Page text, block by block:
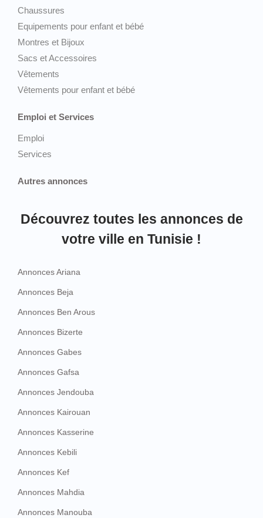
Chaussures
Equipements pour enfant et bébé
Montres et Bijoux
Sacs et Accessoires
Vêtements
Vêtements pour enfant et bébé
Emploi et Services
Emploi
Services
Autres annonces
Découvrez toutes les annonces de
votre ville en Tunisie !
Annonces Ariana
Annonces Beja
Annonces Ben Arous
Annonces Bizerte
Annonces Gabes
Annonces Gafsa
Annonces Jendouba
Annonces Kairouan
Annonces Kasserine
Annonces Kebili
Annonces Kef
Annonces Mahdia
Annonces Manouba